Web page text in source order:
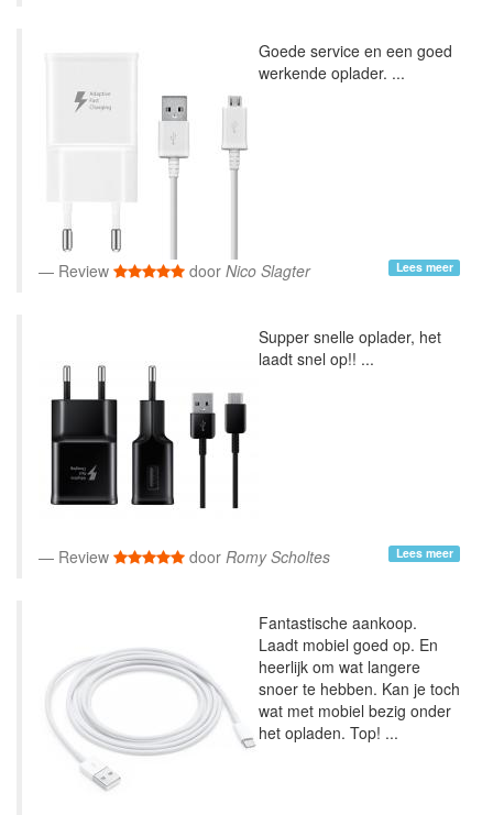
Goede service en een goed
werkende oplader. ...
Review door Nico Slagter Lees meer
Supper snelle oplader, het
laadt snel op!! ...
Review door Romy Scholtes Lees meer
Fantastische aankoop.
Laadt mobiel goed op. En
heerlijk om wat langere
snoer te hebben. Kan je toch
wat met mobiel bezig onder
het opladen. Top! ...